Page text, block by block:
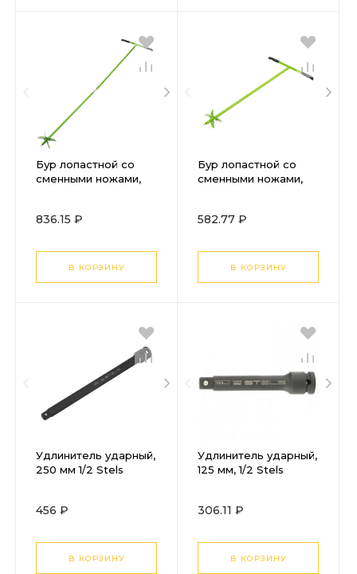
Бур лопастной со
сменными ножами,
мм, Сибртех
836.15 ₽
В КОРЗИНУ
Бур лопастной со
сменными ножами,
582.77 ₽
В КОРЗИНУ
Удлинитель ударный,
250 мм 1/2 Stels
456 ₽
В КОРЗИНУ
Удлинитель ударный,
125 мм, 1/2 Stels
306.11 ₽
В КОРЗИНУ